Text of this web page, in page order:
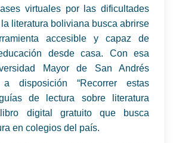
virtuales por las dificultades
literatura boliviana busca abrirse
accesible y capaz de
desde casa. Con esa
Mayor de San Andrés
disposición “Recorrer estas
de lectura sobre literatura
digital gratuito que busca
en colegios del país.